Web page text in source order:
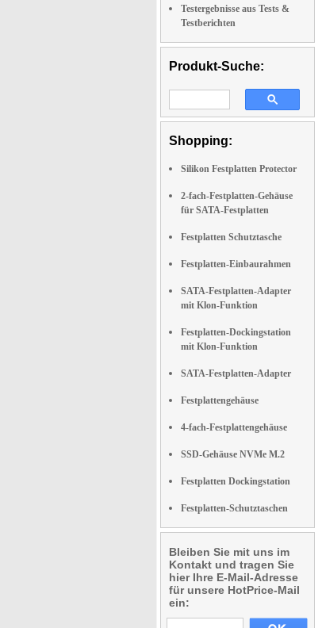
Testergebnisse aus Tests &
Testberichten
Produkt-Suche:
Shopping:
Silikon Festplatten Protector
2-fach-Festplatten-Gehäuse
für SATA-Festplatten
Festplatten Schutztasche
Festplatten-Einbaurahmen
SATA-Festplatten-Adapter
mit Klon-Funktion
Festplatten-Dockingstation
mit Klon-Funktion
SATA-Festplatten-Adapter
Festplattengehäuse
4-fach-Festplattengehäuse
SSD-Gehäuse NVMe M.2
Festplatten Dockingstation
Festplatten-Schutztaschen
Bleiben Sie mit uns im
Kontakt und tragen Sie
hier Ihre E-Mail-Adresse
für unsere HotPrice-Mail
ein: